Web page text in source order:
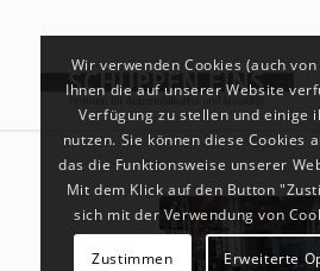
Wir verwenden Cookies (auch
Ihnen die auf unserer Website
Verfügung zu stellen und einige
nutzen. Sie können diese Cookies
das die Funktionsweise unserer
Mit dem Klick auf den Button
sich mit der Verwendung von
Zustimmen Erweiterte